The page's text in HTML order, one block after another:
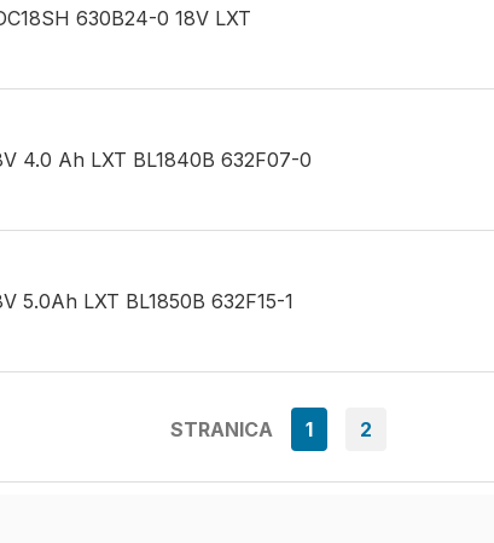
630B24-0 18V LXT
4.0 Ah LXT BL1840B 632F07-0
5.0Ah LXT BL1850B 632F15-1
STRANICA 1 2